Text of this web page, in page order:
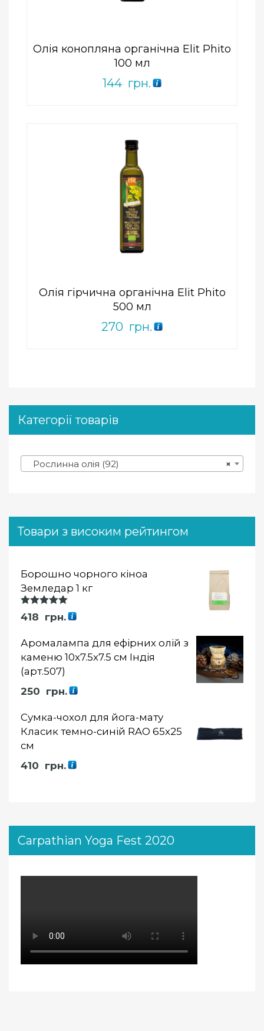
Олія конопляна органічна Elit Phito
100 мл
144 грн.
Олія гірчична органічна Elit Phito
500 мл
270 грн.
ПРИДБАТИ
Add to Wishlist
Категорії товарів
×
Рослинна олія (92)
Товари з високим рейтингом
Борошно чорного кіноа
Земледар 1 кг
Оцінка
5.00із 5
418 грн.
Аромалампа для ефірних олій з
каменю 10х7.5х7.5 см Індія
(арт.507)
250 грн.
Сумка-чохол для йога-мату
Класик темно-синій RAO 65х25
см
410 грн.
Carpathian Yoga Fest 2020